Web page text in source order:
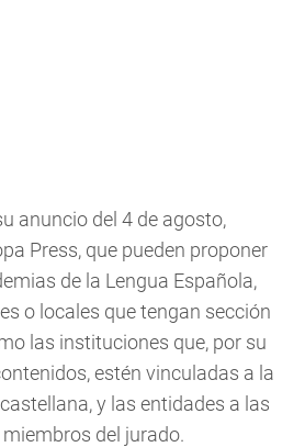
anuncio del 4 de agosto,
Press, que pueden proponer
de la Lengua Española,
o locales que tengan sección
las instituciones que, por su
estén vinculadas a la
y las entidades a las
del jurado.